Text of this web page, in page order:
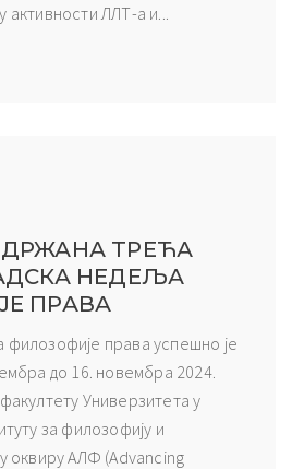
ЛЛТ-а и...
ТРЕЋА
НЕДЕЉА
ПРАВА
права успешно је
до 16. новембра 2024.
Универзитета у
за филозофију и
оквиру АЛФ (Advancing